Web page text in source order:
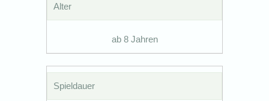
Alter
ab 8 Jahren
Spieldauer